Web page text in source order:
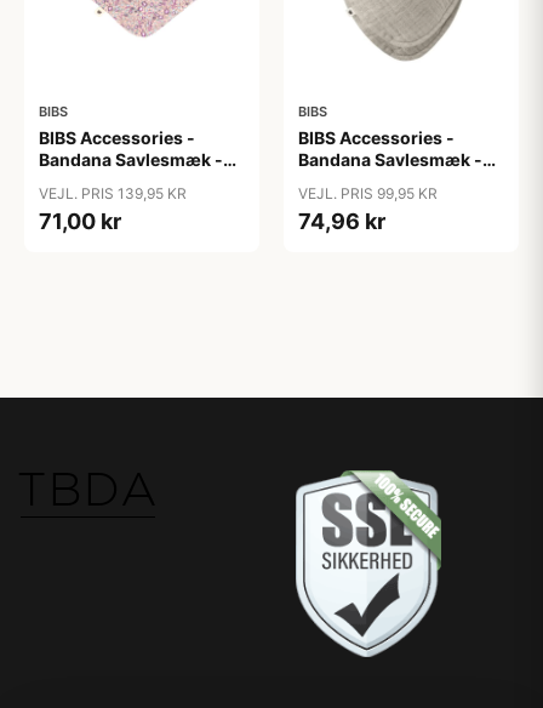
BIBS
BIBS Accessories -
Bandana Savlesmæk -
VEJL. PRIS 139,95 KR
71,00 kr
BIBS
BIBS Accessories -
Bandana Savlesmæk -
VEJL. PRIS 99,95 KR
74,96 kr